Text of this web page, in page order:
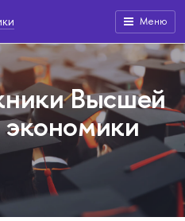
Меню
Высшей